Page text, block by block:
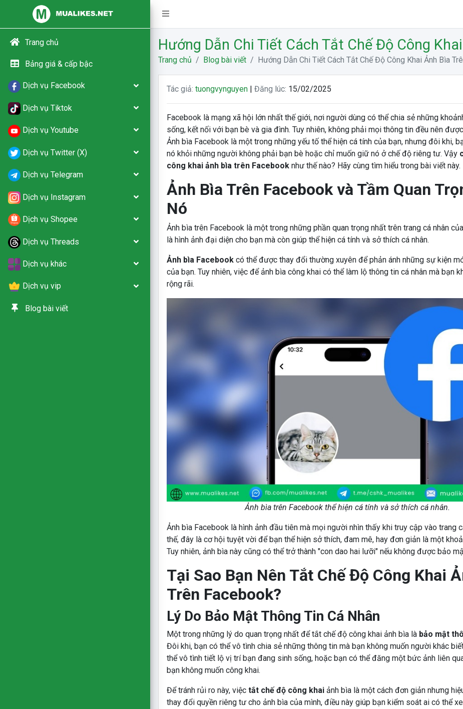
Trang chủ
Bảng giá & cấp bậc
Dịch vụ Facebook
Dịch vụ Tiktok
Dịch vụ Youtube
Dịch vụ Twitter (X)
Dịch vụ Telegram
Dịch vụ Instagram
Dịch vụ Shopee
Dịch vụ Threads
Dịch vụ khác
Dịch vụ vip
Blog bài viết
Hướng Dẫn Chi Tiết Cách Tắt Chế Độ Công
Trang chủ Blog bài viết Hướng Dẫn Chi Tiết Cách Tắt Chế Độ Công Khai Ảnh Bìa
Tác giả: tuongvynguyen| Đăng lúc: 15/02/2025
Facebook là mạng xã hội lớn nhất thế giới, nơi người dùng có thể chia sẻ những
sống, kết nối với bạn bè và gia đình. Tuy nhiên, không phải mọi thông tin đều nên
Ảnh bìa Facebook là một trong những yếu tố thể hiện cá tính của bạn, nhưng đôi khi,
nó khỏi những người không phải bạn bè hoặc chỉ muốn giữ nó ở chế độ riêng tư. Vậy
công khai ảnh bìa trên Facebooknhư thế nào? Hãy cùng tìm hiểu trong bài viết này.
Ảnh Bìa Trên Facebook và Tầm Quan
Nó
Ảnh bìa trên Facebook là một trong những phần quan trọng nhất trên trang cá nhân
là hình ảnh đại diện cho bạn mà còn giúp thể hiện cá tính và sở thích cá nhân.
Ảnh bìa Facebookcó thể được thay đổi thường xuyên để phản ánh những sự kiện
của bạn. Tuy nhiên, việc để ảnh bìa công khai có thể làm lộ thông tin cá nhân mà bạn
rộng rãi.
Ảnh bìa trên Facebook thể hiện cá tính và sở thích cá nhân.
Ảnh bìa Facebook là hình ảnh đầu tiên mà mọi người nhìn thấy khi truy cập vào trang
thế, đây là cơ hội tuyệt vời để bạn thể hiện sở thích, đam mê, hay đơn giản là một
Tuy nhiên, ảnh bìa này cũng có thể trở thành "con dao hai lưỡi" nếu không được bảo
Tại Sao Bạn Nên Tắt Chế Độ Công Khai
Trên Facebook?
Lý Do Bảo Mật Thông Tin Cá Nhân
Một trong những lý do quan trọng nhất để tắt chế độ công khai ảnh bìa là bảo mật
Đôi khi, bạn có thể vô tình chia sẻ những thông tin mà bạn không muốn người khác
thể vô tình tiết lộ vị trí bạn đang sinh sống, hoặc bạn có thể đăng một bức ảnh liên
bạn không muốn công khai.
Để tránh rủi ro này, việc tắt chế độ công khaiảnh bìa là một cách đơn giản nhưng
thay đổi quyền riêng tư cho ảnh bìa của mình, điều này giúp bạn kiểm soát ai có thể